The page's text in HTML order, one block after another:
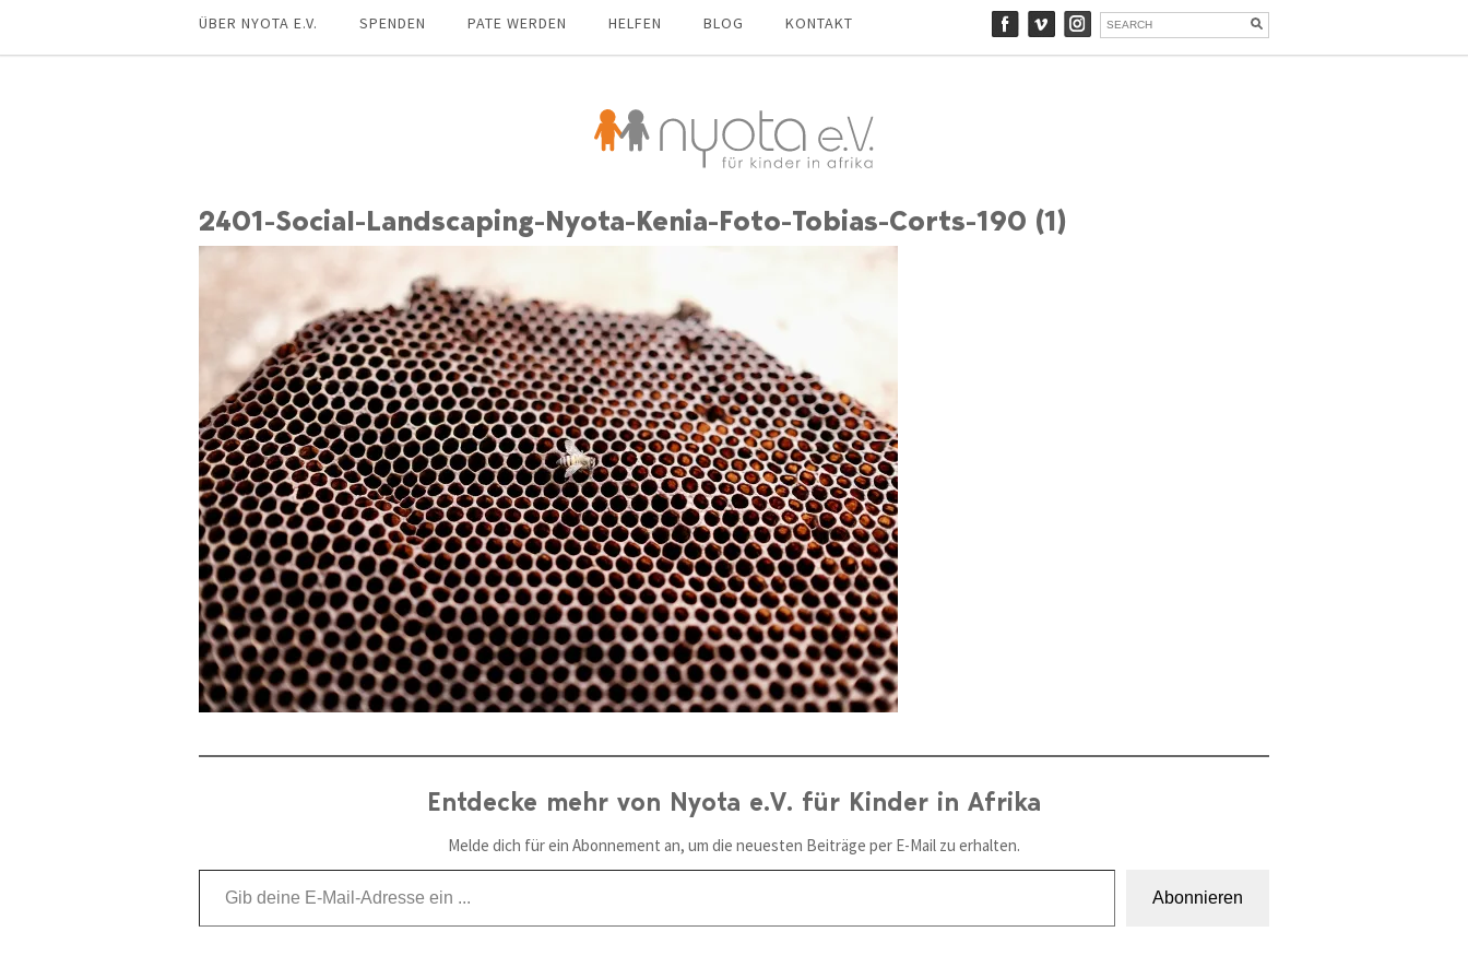
ÜBER NYOTA E.V. SPENDEN PATE WERDEN HELFEN BLOG KONTAKT
2401-Social-Landscaping-Nyota-Kenia-Foto-Tobias-Corts-190 (1)
Entdecke mehr von Nyota e.V. für Kinder in Afrika
Melde dich für ein Abonnement an, um die neuesten Beiträge per E-Mail zu erhalten.
Gib deine E-Mail-Adresse ein ...
Abonnieren